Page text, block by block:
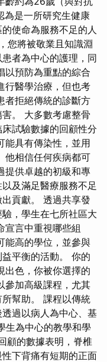
為是一所研究生健康
使命為服務不足的人
您將被敬業且知識淵
者為中心的護理，同
以預防為重點的綜合
行醫學治療，但也考
者拒絕傳統的診斷方
。 大多數考慮整骨
試驗數據的回顧性分
能具有傳染性，並用
他相信任何疾病都可
提供卓越的初級和專
及滿足醫療服務不足
貢獻。 透過共享發
，學生在七所社區大
宣言中重視哪些組
能高的學位，並參與
平衡的活動。 你的
出色，你被你選擇的
參加高級課程，尤其
幫助。 課程以傳統
過以病人為中心、基
生為中心的教學和學
顧的數據表明，脊椎
下背痛有短期的正面